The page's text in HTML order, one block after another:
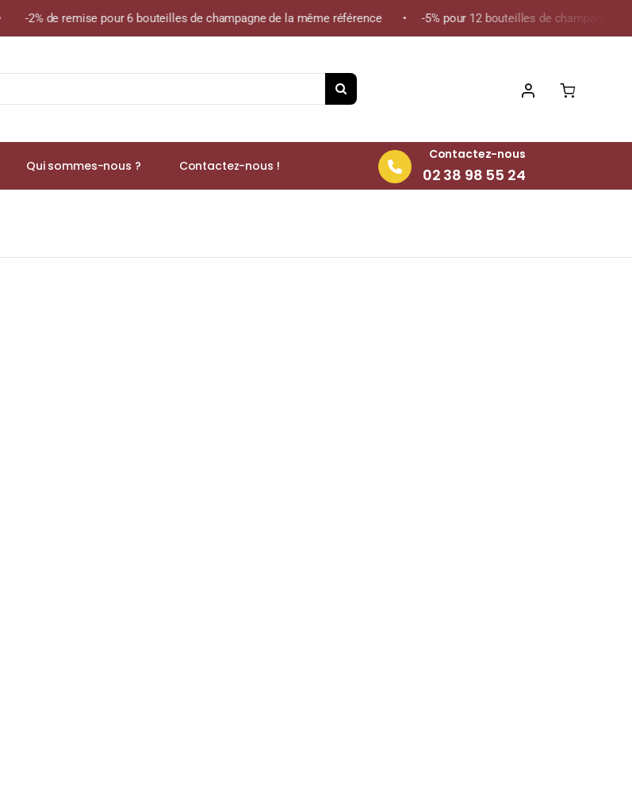
remise pour 6 bouteilles de champagne de la même référence • -5% pour 12 bouteilles de champagne de la
Qui sommes-nous ? Contactez-nous !
Contactez-nous
02 38 98 55 24